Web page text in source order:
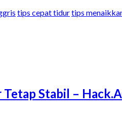
tips cepat tidurtips
Stabil –